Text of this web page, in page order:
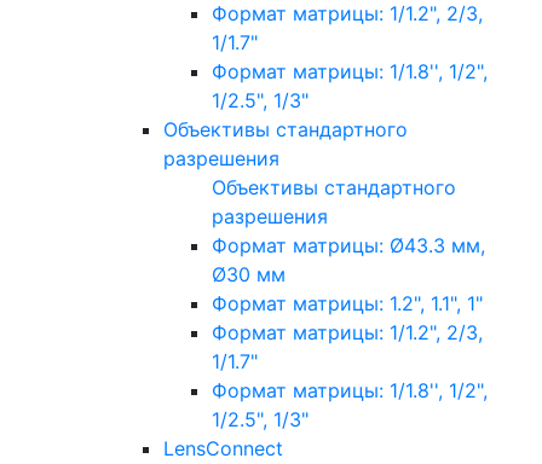
Формат матрицы: 1/1.2", 2/3,
1/1.7"
Формат матрицы: 1/1.8'', 1/2",
1/2.5", 1/3"
Объективы стандартного
разрешения
Объективы стандартного
разрешения
Формат матрицы: Ø43.3 мм,
Ø30 мм
Формат матрицы: 1.2", 1.1", 1"
Формат матрицы: 1/1.2", 2/3,
1/1.7"
Формат матрицы: 1/1.8'', 1/2",
1/2.5", 1/3"
LensConnect